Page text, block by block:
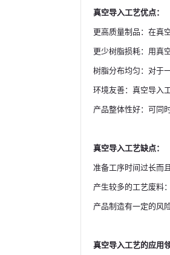
真空导入工艺优点：
更高质量制品：在真
更少树脂损耗：用真
树脂分布均匀：对于
环境友善：真空导入
产品整体性好：可同
真空导入工艺缺点：
准备工序时间过长而
产生较多的工艺废料
产品制造有一定的风
真空导入工艺的应用